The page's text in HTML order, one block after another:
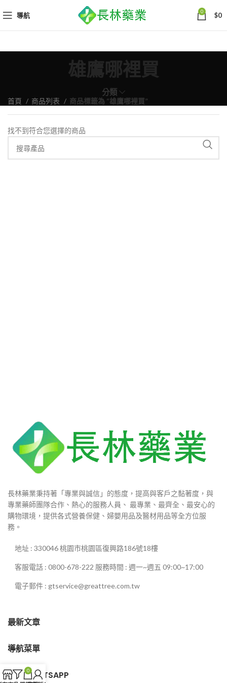
導航 0 $0
雄鷹哪裡買
分類
首頁 商品列表 商品標籤為 “雄鷹哪裡買”
找不到符合您選擇的商品
長林藥業秉持著「專業與誠信」的態度，提高與客戶之黏著度，與
專業藥師團隊合作、熱心的服務人員、 最專業、最齊全、最安心的
購物環境，提供各式營養保健、婦嬰用品及醫材用品等全方位服
務。
地址 : 330046 桃園市桃園區復興路186號18樓
客服電話 : 0800-678-222 服務時間 : 週一~週五 09:00~17:00
電子郵件 : gtservice@greattree.com.tw
最新文章
導航菜單
客服WHATSAPP
0